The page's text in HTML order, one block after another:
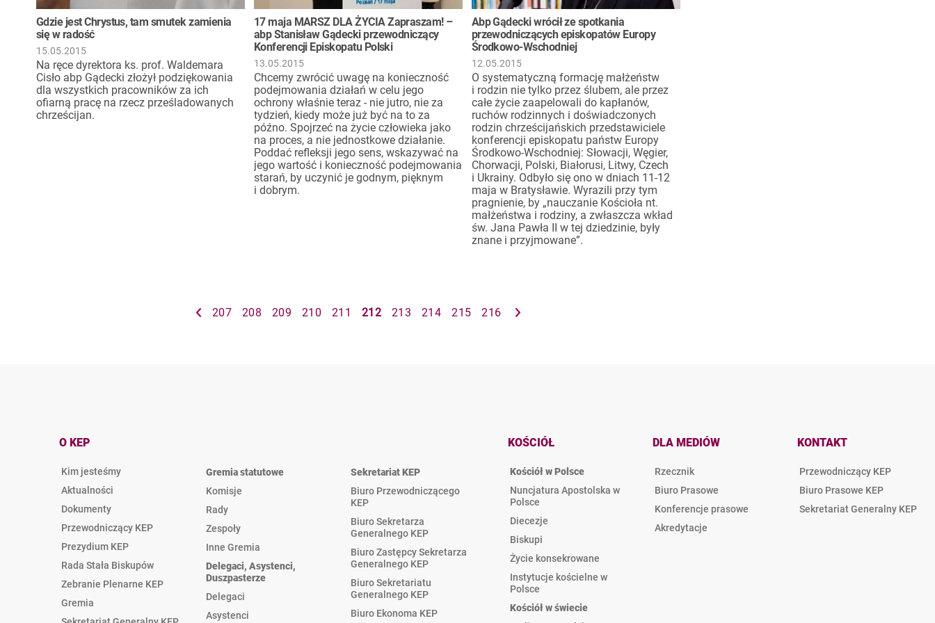
15.05.2015
Gdzie jest Chrystus, tam smutek zamienia
się w radość
Na ręce dyrektora ks. prof. Waldemara
Cisło abp Gądecki złożył podziękowania
dla wszystkich pracowników za ich
ofiarną pracę na rzecz prześladowanych
chrześcijan.
13.05.2015
17 maja MARSZ DLA ŻYCIA Zapraszam! –
abp Stanisław Gądecki przewodniczący
Konferencji Episkopatu Polski
Chcemy zwrócić uwagę na konieczność
podejmowania działań w celu jego
ochrony właśnie teraz - nie jutro, nie za
tydzień, kiedy może już być na to za
późno. Spojrzeć na życie człowieka jako
na proces, a nie jednostkowe działanie.
Poddać refleksji jego sens, wskazywać na
jego wartość i konieczność podejmowania
starań, by uczynić je godnym, pięknym
i dobrym.
12.05.2015
Abp Gądecki wrócił ze spotkania
przewodniczących episkopatów Europy
Środkowo-Wschodniej
O systematyczną formację małżeństw
i rodzin nie tylko przez ślubem, ale przez
całe życie zaapelowali do kapłanów,
ruchów rodzinnych i doświadczonych
rodzin chrześcijańskich przedstawiciele
konferencji episkopatu państw Europy
Środkowo-Wschodniej: Słowacji, Węgier,
Chorwacji, Polski, Białorusi, Litwy, Czech
i Ukrainy. Odbyło się ono w dniach 11-12
maja w Bratysławie. Wyrazili przy tym
pragnienie, by „nauczanie Kościoła nt.
małżeństwa i rodziny, a zwłaszcza wkład
św. Jana Pawła II w tej dziedzinie, były
znane i przyjmowane”.
207 208 209 210 211 212 213 214 215 216
O KEP
Kim jesteśmy
Aktualności
Dokumenty
Przewodniczący KEP
Prezydium KEP
Rada Stała Biskupów
Zebranie Plenarne KEP
Gremia
Gremia statutowe
Komisje
Rady
Zespoły
Inne Gremia
Delegaci, Asystenci,
Duszpasterze
Delegaci
Asystenci
Sekretariat KEP
Biuro Przewodniczącego
KEP
Biuro Sekretarza
Generalnego KEP
Biuro Zastępcy Sekretarza
Generalnego KEP
Biuro Sekretariatu
Generalnego KEP
Biuro Ekonoma KEP
KOŚCIÓŁ
Kościół w Polsce
Nuncjatura Apostolska w
Polsce
Diecezje
Biskupi
Życie konsekrowane
Instytucje kościelne w
Polsce
Kościół w świecie
DLA MEDIÓW
Rzecznik
Biuro Prasowe
Konferencje prasowe
Akredytacje
KONTAKT
Przewodniczący KEP
Biuro Prasowe KEP
Sekretariat Generalny KEP